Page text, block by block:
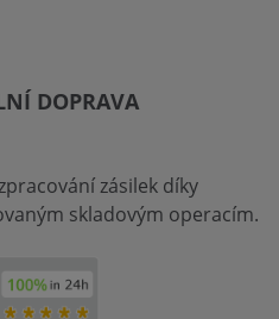
DOPRAVA
zásilek díky
skladovým operacím.